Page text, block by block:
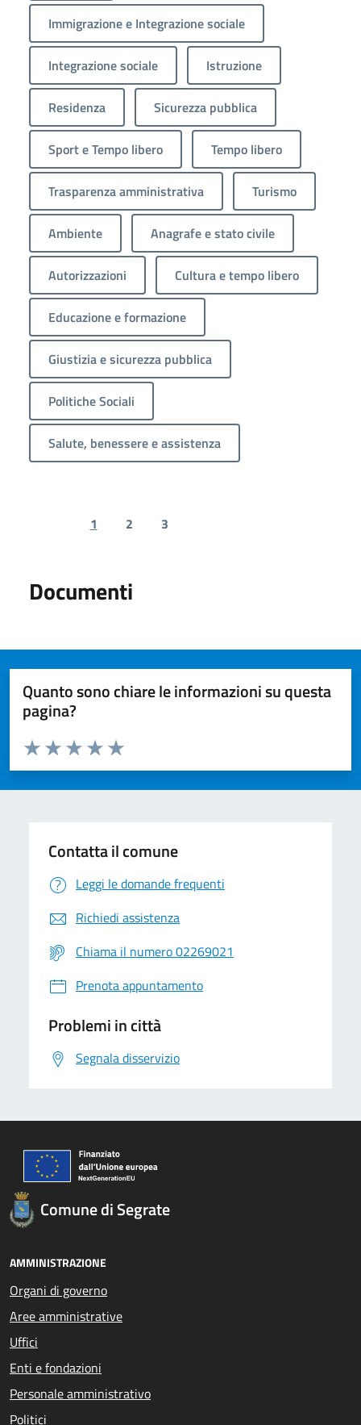
Immigrazione e Integrazione sociale
Integrazione sociale Istruzione
Residenza Sicurezza pubblica
Sport e Tempo libero Tempo libero
Trasparenza amministrativa Turismo
Ambiente Anagrafe e stato civile
Autorizzazioni Cultura e tempo libero
Educazione e formazione
Giustizia e sicurezza pubblica
Politiche Sociali
Salute, benessere e assistenza
Previous page
1 2 3
Documenti
Quanto sono chiare le informazioni su questa
pagina?
Valuta da 1 a 5 stelle la pagina
Valuta 5 stelle su 5
Valuta 4 stelle su 5
Valuta 3 stelle su 5
Valuta 2 stelle su 5
Valuta 1 stelle su 5
Contatta il comune
Leggi le domande frequenti
Richiedi assistenza
Chiama il numero 02269021
Prenota appuntamento
Problemi in città
Segnala disservizio
Comune di Segrate
AMMINISTRAZIONE
Organi di governo
Aree amministrative
Uffici
Enti e fondazioni
Personale amministrativo
Politici